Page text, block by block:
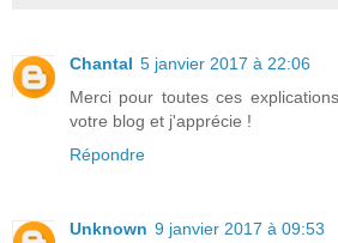
Chantal 5 janvier 2017 à 22:06
Merci pour toutes ces
votre blog et j'apprécie !
Répondre
Unknown 9 janvier 2017 à 09:53